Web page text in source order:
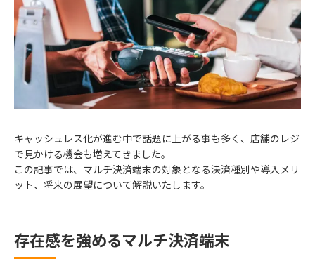
導入・補助金
お役立ち記事
キャッシュレス化が進む中で話題に上がる事も多く、店舗のレジ
で見かける機会も増えてきました。
この記事では、マルチ決済端末の対象となる決済種別や導入メリ
ット、将来の展望について解説いたします。
存在感を強めるマルチ決済端末